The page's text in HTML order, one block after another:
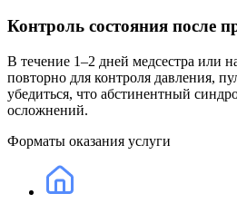
Контроль состояния после
В течение 1–2 дней медсестра или
повторно для контроля давления,
убедиться, что абстинентный
осложнений.
Форматы оказания услуги